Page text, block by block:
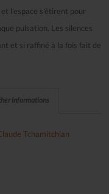
l'espace s'étirent pour
pulsation. Les silences
et si raffiné à la fois fait de
informations
Tchamitchian